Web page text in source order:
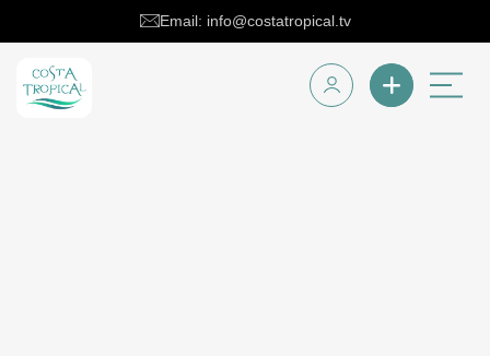
Email: info@costatropical.tv